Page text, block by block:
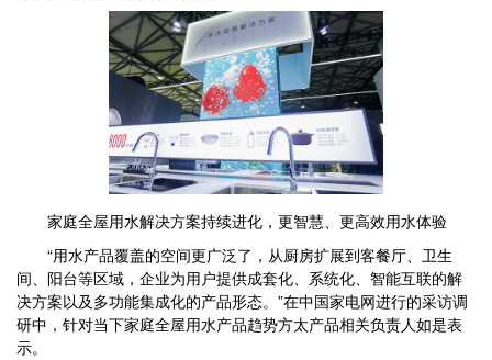
家庭全屋用水解决方案持续进化，更智慧、更高效用水体验
“用水产品覆盖的空间更广泛了，从厨房扩展到客餐厅、卫生
间、阳台等区域，企业为用户提供成套化、系统化、智能互联的解
决方案以及多功能集成化的产品形态。”在中国家电网进行的采访调
研中，针对当下家庭全屋用水产品趋势方太产品相关负责人如是表
示。